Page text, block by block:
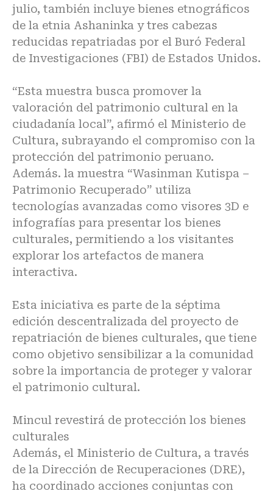
julio, también incluye bienes etnográficos
de la etnia Ashaninka y tres cabezas
reducidas repatriadas por el Buró Federal
de Investigaciones (FBI) de Estados Unidos.
“Esta muestra busca promover la
valoración del patrimonio cultural en la
ciudadanía local”, afirmó el Ministerio de
Cultura, subrayando el compromiso con la
protección del patrimonio peruano.
Además. la muestra “Wasinman Kutispa –
Patrimonio Recuperado” utiliza
tecnologías avanzadas como visores 3D e
infografías para presentar los bienes
culturales, permitiendo a los visitantes
explorar los artefactos de manera
interactiva.
Esta iniciativa es parte de la séptima
edición descentralizada del proyecto de
repatriación de bienes culturales, que tiene
como objetivo sensibilizar a la comunidad
sobre la importancia de proteger y valorar
el patrimonio cultural.
Mincul revestirá de protección los bienes
culturales
Además, el Ministerio de Cultura, a través
de la Dirección de Recuperaciones (DRE),
ha coordinado acciones conjuntas con